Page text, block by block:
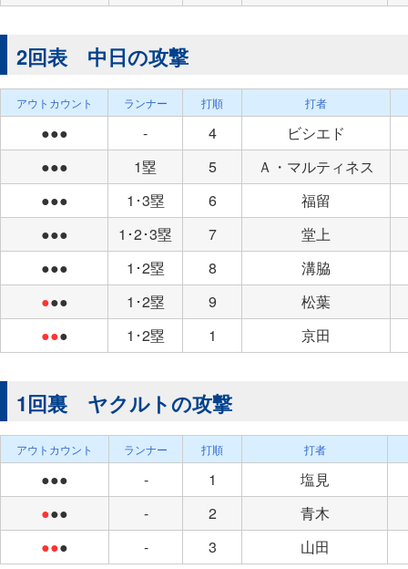
2回表 中日の攻撃
アウトカウント ランナー 打順 打者
●●● - 4
ビシエド
●●●
1塁 5
Ａ・マルティネス
●●●
1･3塁 6
福留
●●●
1･2･3塁 7
堂上
●●●
1･2塁 8
溝脇
●●● 1･2塁 9
松葉
●●● 1･2塁 1 京田
1回裏 ヤクルトの攻撃
アウトカウント ランナー 打順 打者
●●● - 1
塩見
●●● - 2
青木
●●● - 3 山田